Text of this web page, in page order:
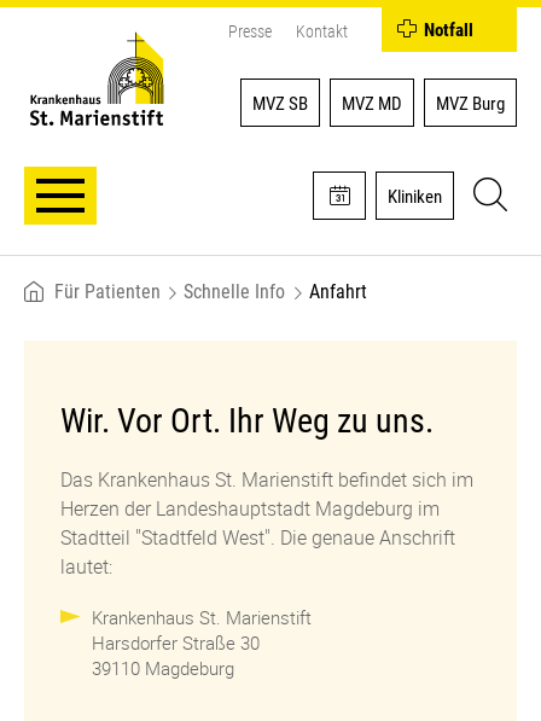
Presse Kontakt
Kliniken
MVZ SB MVZ MD MVZ Burg
Notfall
Breadcrumb
Für Patienten Schnelle Info Anfahrt
Wir. Vor Ort. Ihr Weg zu uns.
Das Krankenhaus St. Marienstift befindet sich im
Herzen der Landeshauptstadt Magdeburg im
Stadtteil "Stadtfeld West". Die genaue Anschrift
lautet:
Krankenhaus St. Marienstift
Harsdorfer Straße 30
39110 Magdeburg